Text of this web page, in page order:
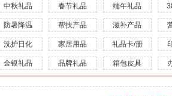
中秋礼品 春节礼品 端午礼品
防暑降温 帮扶产品 滋补产品
洗护日化 家居用品 礼品卡/册
金银礼品 品牌礼品 箱包皮具